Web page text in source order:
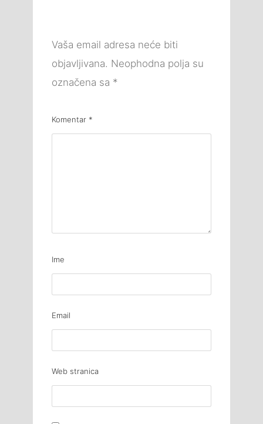
Vaša email adresa neće biti
objavljivana. Neophodna polja su
označena sa *
Komentar *
Ime
Email
Web stranica